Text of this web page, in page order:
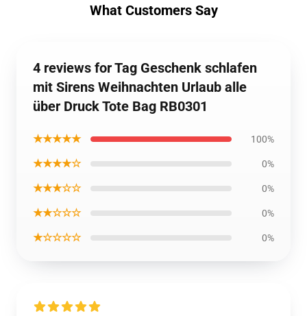
What Customers Say
4 reviews for Tag Geschenk schlafen
mit Sirens Weihnachten Urlaub alle
über Druck Tote Bag RB0301
★★★★★ 100%
★★★★☆ 0%
★★★☆☆ 0%
★★☆☆☆ 0%
★☆☆☆☆ 0%